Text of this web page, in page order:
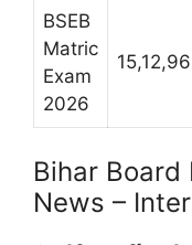
BSEB
Matric
Exam
2026
Bihar
News –